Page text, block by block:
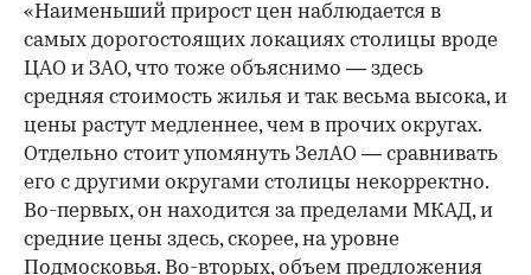
«Наименьший прирост цен наблюдается в
самых дорогостоящих локациях столицы вроде
ЦАО и ЗАО, что тоже объяснимо — здесь
средняя стоимость жилья и так весьма высока, и
цены растут медленнее, чем в прочих округах.
Отдельно стоит упомянуть ЗелАО — сравнивать
его с другими округами столицы некорректно.
Во-первых, он находится за пределами МКАД, и
средние цены здесь, скорее, на уровне
Подмосковья. Во-вторых, объем предложения